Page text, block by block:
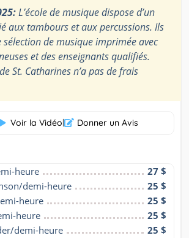
L’école de musique dispose d’un
aux tambours et aux percussions. Ils
de musique imprimée avec
et des enseignants qualifiés.
St. Catharines n’a pas de frais
Voir la Vidéo| Donner un Avis
heure
27 $
demi-heure
25 $
heure
25 $
heure
25 $
demi-heure
25 $